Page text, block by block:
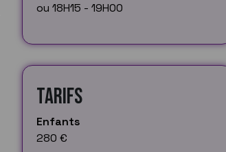
ou 18H15 - 19H00
Tarifs
Enfants
280 €